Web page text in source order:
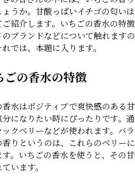
ょうか。甘酸っぱいイチゴの匂い
紹介します。いちごの香水の特
ブランドなどについて触れます
では、本題に入ります。
ごの香水の特徴
香水はポジティブで爽快感のある
分になりたい時にぴったりです。
クベリーなどが使われます。バ
香りというのは、これらのベリー
す。いちごの香水を使うと、その
います。